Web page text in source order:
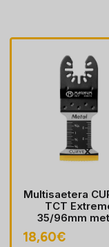
Multisaetera
TCT
35/96mm
18,60€